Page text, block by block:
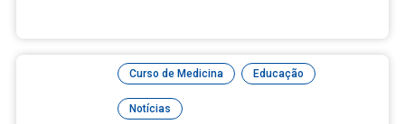
Curso de Medicina , Educação
Notícias